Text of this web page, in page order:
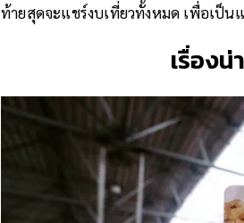
ท้ายสุดจะแชร์งบเที่ยวทั้งหมด เพื่อเป็น
เรื่องน่